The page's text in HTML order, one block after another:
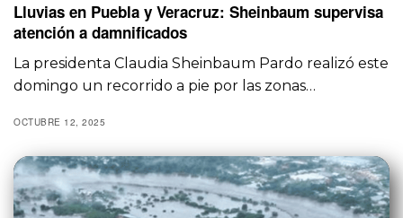
Lluvias en Puebla y Veracruz: Sheinbaum supervisa
atención a damnificados
La presidenta Claudia Sheinbaum Pardo realizó este
domingo un recorrido a pie por las zonas…
OCTUBRE 12, 2025